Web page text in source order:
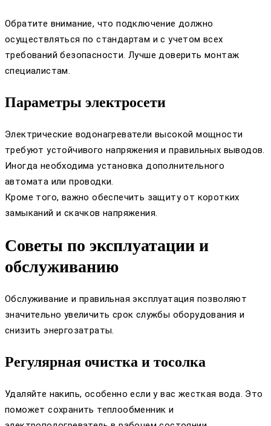
Обратите внимание, что подключение должно
осуществляться по стандартам и с учетом всех
требований безопасности. Лучше доверить монтаж
специалистам.
Параметры электросети
Электрические водонагреватели высокой мощности
требуют устойчивого напряжения и правильных выводов.
Иногда необходима установка дополнительного
автомата или проводки.
Кроме того, важно обеспечить защиту от коротких
замыканий и скачков напряжения.
Советы по эксплуатации и
обслуживанию
Обслуживание и правильная эксплуатация позволяют
значительно увеличить срок службы оборудования и
снизить энергозатраты.
Регулярная очистка и тосолка
Удаляйте накипь, особенно если у вас жесткая вода. Это
поможет сохранить теплообменник и